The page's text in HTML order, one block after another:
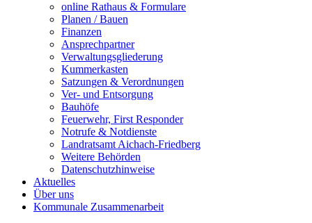
online Rathaus & Formulare
Planen / Bauen
Finanzen
Ansprechpartner
Verwaltungsgliederung
Kummerkasten
Satzungen & Verordnungen
Ver- und Entsorgung
Bauhöfe
Feuerwehr, First Responder
Notrufe & Notdienste
Landratsamt Aichach-Friedberg
Weitere Behörden
Datenschutzhinweise
Aktuelles
Über uns
Kommunale Zusammenarbeit